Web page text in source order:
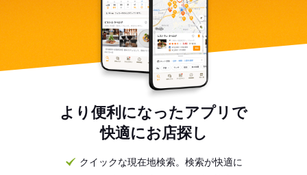
より便利になったアプリで
快適にお店探し
クイックな現在地検索。検索が快適に